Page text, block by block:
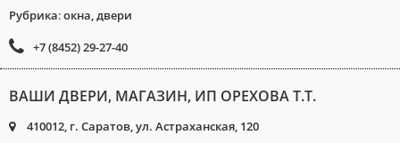
Рубрика:окна, двери
+7 (8452) 29-27-40
ВАШИ ДВЕРИ, МАГАЗИН, ИП ОРЕХОВА Т.Т.
410012, г. Саратов, ул. Астраханская, 120